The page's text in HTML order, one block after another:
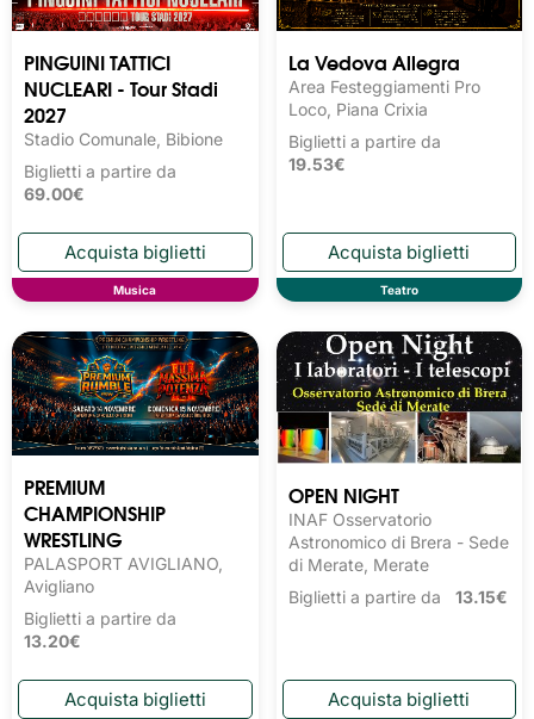
PINGUINI TATTICI
NUCLEARI - Tour Stadi
2027
Stadio Comunale, Bibione
Biglietti a partire da
69.00€
Musica
La Vedova Allegra
Area Festeggiamenti Pro
Loco, Piana Crixia
Biglietti a partire da
19.53€
Teatro
PREMIUM
CHAMPIONSHIP
WRESTLING
PALASPORT AVIGLIANO,
Avigliano
Biglietti a partire da
13.20€
OPEN NIGHT
INAF Osservatorio
Astronomico di Brera - Sede
di Merate, Merate
Biglietti a partire da 13.15€